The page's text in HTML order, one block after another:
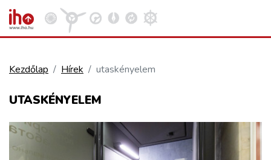
KÖZÚT
Kezdőlap Hírek utaskényelem
UTASKÉNYELEM